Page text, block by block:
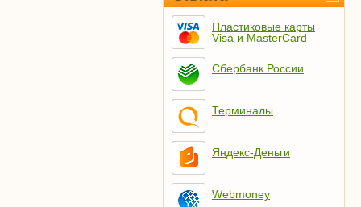
Пластиковые карты
Visa и MasterCard
Сбербанк России
Терминалы
Яндекс-Деньги
Webmoney